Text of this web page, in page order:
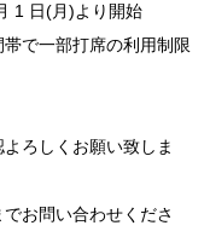
1 日(月)より開始
で一部打席の利用制限
ろしくお願い致しま
お問い合わせくださ